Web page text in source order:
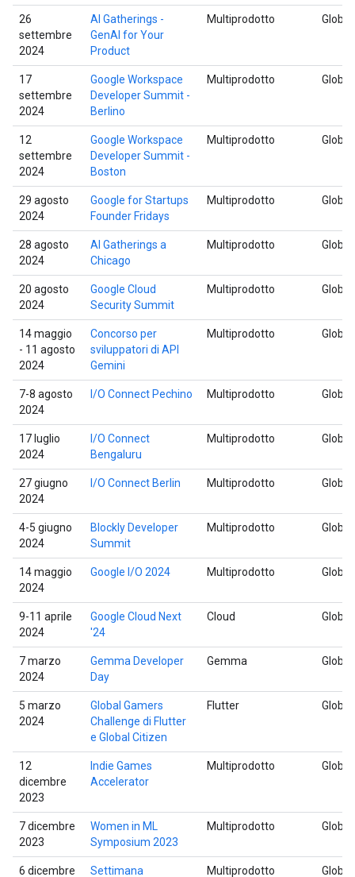
26
settembre
2024
AI Gatherings -
GenAI for Your
Product
Multiprodotto
17
settembre
2024
Google Workspace
Developer Summit -
Berlino
Multiprodotto
12
settembre
2024
Google Workspace
Developer Summit -
Boston
Multiprodotto
29 agosto
2024
Google for Startups
Founder Fridays
Multiprodotto
28 agosto
2024
AI Gatherings a
Chicago
Multiprodotto
20 agosto
2024
Google Cloud
Security Summit
Multiprodotto
14 maggio
- 11 agosto
2024
Concorso per
sviluppatori di API
Gemini
Multiprodotto
7-8 agosto
2024
I/O Connect Pechino Multiprodotto
17 luglio
2024
I/O Connect
Bengaluru
Multiprodotto
27 giugno
2024
I/O Connect Berlin Multiprodotto
4-5 giugno
2024
Blockly Developer
Summit
Multiprodotto
14 maggio
2024
Google I/O 2024 Multiprodotto
9-11 aprile
2024
Google Cloud Next
'24
Cloud
7 marzo
2024
Gemma Developer
Day
Gemma
5 marzo
2024
Global Gamers
Challenge di Flutter
e Global Citizen
Flutter
12
dicembre
2023
Indie Games
Accelerator
Multiprodotto
7 dicembre
2023
Women in ML
Symposium 2023
Multiprodotto
6 dicembre Settimana Multiprodotto